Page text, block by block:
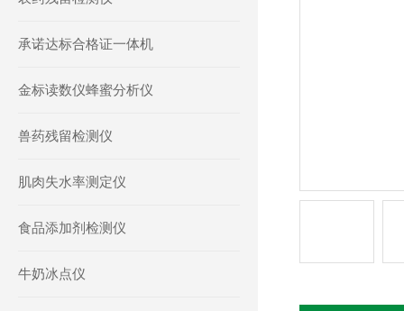
承诺达标合格证一体机
金标读数仪蜂蜜分析仪
兽药残留检测仪
肌肉失水率测定仪
食品添加剂检测仪
牛奶冰点仪